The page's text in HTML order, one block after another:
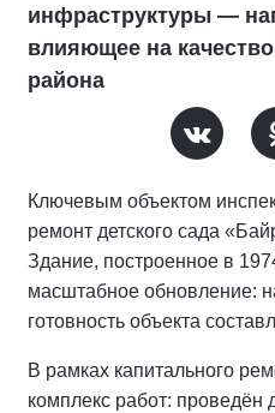
инфраструктуры —
влияющее на
района
Ключевым объектом
ремонт детского сада
Здание, построенное в
масштабное обновление:
готовность объекта
В рамках капитального
комплекс работ: проведён